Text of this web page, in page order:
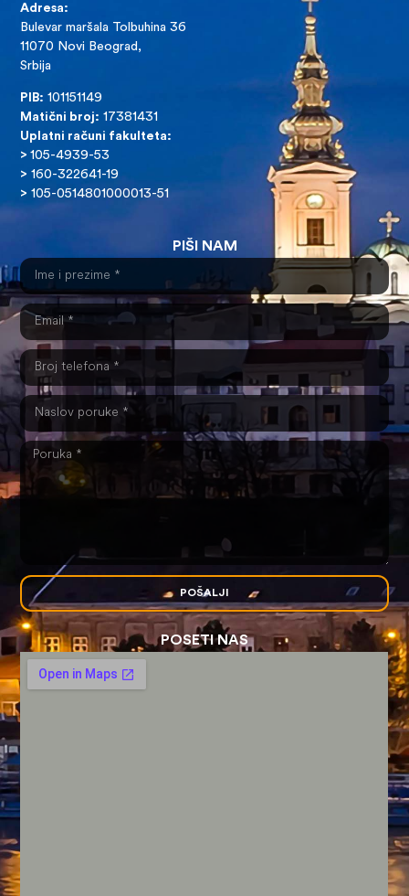
Adresa:
Bulevar maršala Tolbuhina 36
11070 Novi Beograd,
Srbija
PIB: 101151149
Matični broj: 17381431
Uplatni računi fakulteta:
>105-4939-53
> 160-322641-19
> 105-0514801000013-51
PIŠI NAM
POŠALJI
POSETI NAS